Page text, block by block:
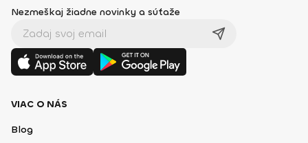
Nezmeškaj žiadne novinky a súťaže
VIAC O NÁS
Blog